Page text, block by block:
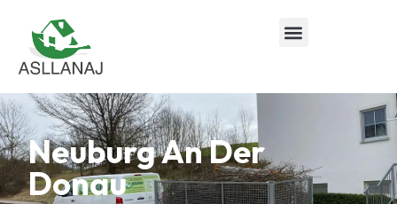
Neuburg An Der
Donau